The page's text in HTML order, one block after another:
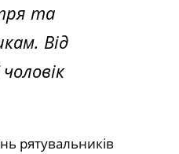
та
Від
чоловік
рятувальників